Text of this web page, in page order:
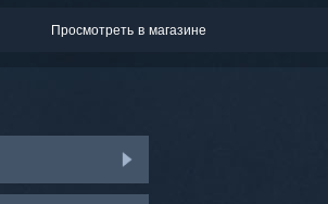
Просмотреть в магазине